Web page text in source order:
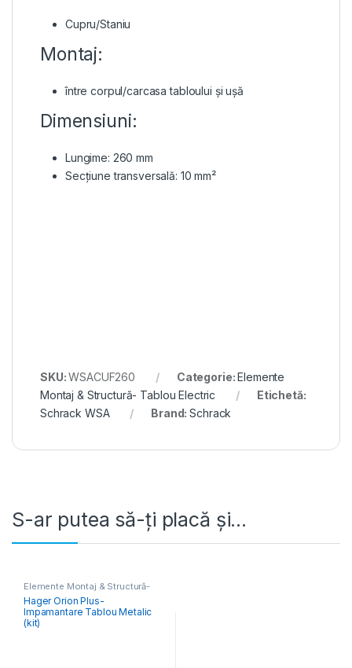
Cupru/Staniu
Montaj:
între corpul/carcasa tabloului și ușă
Dimensiuni:
Lungime: 260 mm
Secțiune transversală: 10 mm²
SKU:WSACUF260 Categorie:Elemente
Montaj & Structură- Tablou Electric
Etichetă:
Schrack WSA
Brand:Schrack
S-ar putea să-ți placă și…
Elemente Montaj & Structură-
Tablou Electric
Hager Orion Plus-
Impamantare Tablou Metalic
(kit)